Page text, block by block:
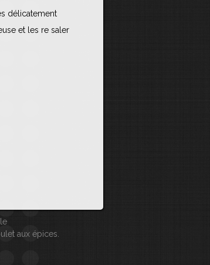
délicatement
et les re saler
le
aux épices